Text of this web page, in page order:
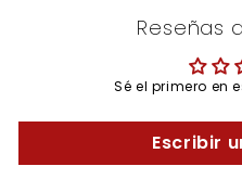
Reseñas
Sé el primero en
Escribir